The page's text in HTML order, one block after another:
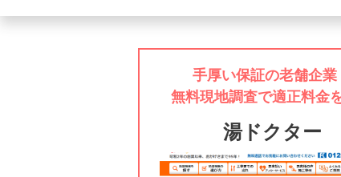
手厚い保証の老舗企業
無料現地調査で適正料金
湯ドクター